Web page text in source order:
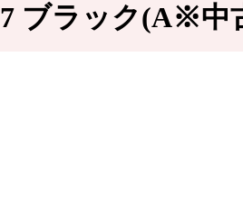
ブラック(A※中